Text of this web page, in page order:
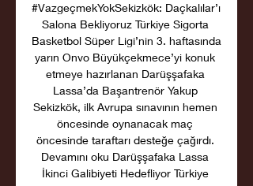
#VazgeçmekYokSekizkök: Daçkalılar’ı
Salona Bekliyoruz Türkiye Sigorta
Basketbol Süper Ligi’nin 3. haftasında
yarın Onvo Büyükçekmece’yi konuk
etmeye hazırlanan Darüşşafaka
Lassa’da Başantrenör Yakup
Sekizkök, ilk Avrupa sınavının hemen
öncesinde oynanacak maç
öncesinde taraftarı desteğe çağırdı.
Devamını oku Darüşşafaka Lassa
İkinci Galibiyeti Hedefliyor Türkiye